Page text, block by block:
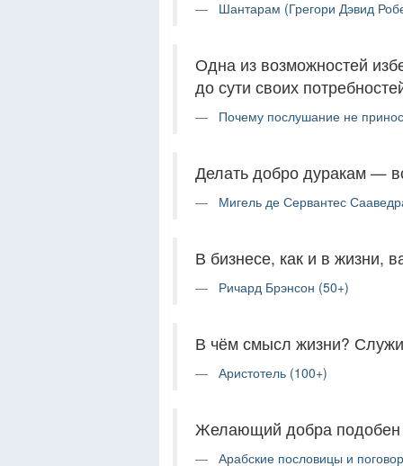
Шантарам (Грегори Дэвид
Одна из возможностей
до сути своих
Почему послушание не
Делать добро дуракам —
Мигель де Сервантес
В бизнесе, как и в жизни,
Ричард Брэнсон (50+)
В чём смысл жизни?
Аристотель (100+)
Желающий добра
Арабские пословицы и